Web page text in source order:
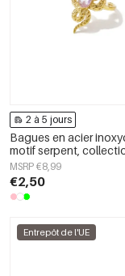
2 à 5 jours
Bagues en acier
motif serpent,
classique et luxueuse
femmes, idéales pour
et les soirées.
MSRP €8,99
€2,50
Entrepôt de l'UE